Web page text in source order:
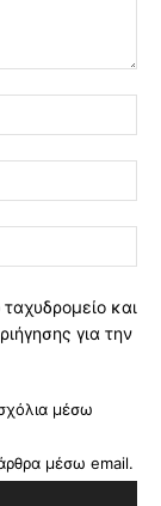
και
για την
μέσω
μέσω email.